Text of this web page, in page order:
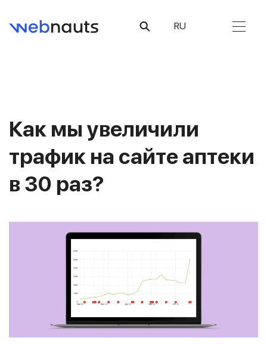
RU
Как мы увеличили
трафик на сайте аптеки
в 30 раз?